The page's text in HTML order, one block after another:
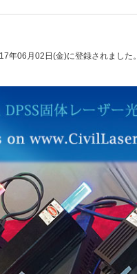
年06月02日(金)に登録されました。